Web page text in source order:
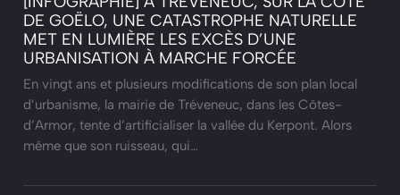
DE GOËLO, UNE CATASTROPHE NATURELLE
MET EN LUMIÈRE LES EXCÈS D’UNE
URBANISATION À MARCHE FORCÉE
En vingt ans et plusieurs modifications de son plan local
d’urbanisme, la mairie de Tréveneuc, dans les Côtes-
d’Armor, tente d’artificialiser la vallée du Kerpont. Alors
même que son ruisseau, qui…